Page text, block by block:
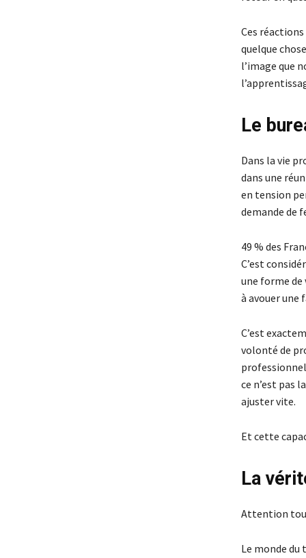
Ces
quelque
l’image que
Le
Dans la vie
dans une
en tension
demande de
49 % des
C’est
une forme de
à avouer une
C’est
volonté de
ce n’est pas
ajuster vite.
Et cette
La
Attention
Le monde du